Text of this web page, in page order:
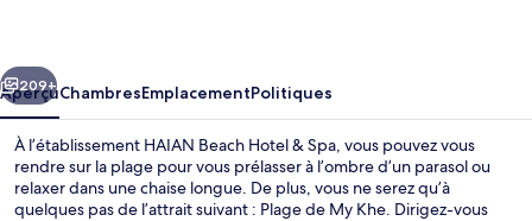
&
Spa
Suivant
209+
AperçuChambresEmplacementPolitiques
À l’établissement HAIAN Beach Hotel & Spa, vous pouvez vous
rendre sur la plage pour vous prélasser à l’ombre d’un parasol ou
relaxer dans une chaise longue. De plus, vous ne serez qu’à
quelques pas de l’attrait suivant : Plage de My Khe. Dirigez-vous